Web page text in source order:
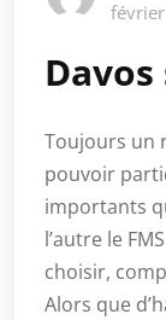
Toujours un
pouvoir
importants
l’autre le
choisir,
Alors que